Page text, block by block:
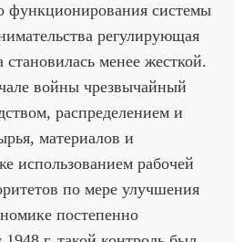
функционирования системы
регулирующая
становилась менее жесткой.
войны чрезвычайный
распределением и
материалов и
использованием рабочей
по мере улучшения
постепенно